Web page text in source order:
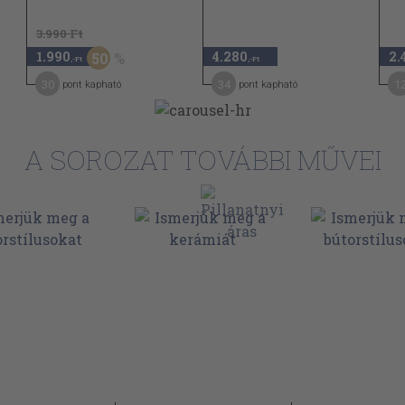
245
3.990 Ft
1.990 ,-Ft 50
pont kapható
4.280 ,-Ft
pont kapható
A SOROZAT TOVÁBBI MŰVEI